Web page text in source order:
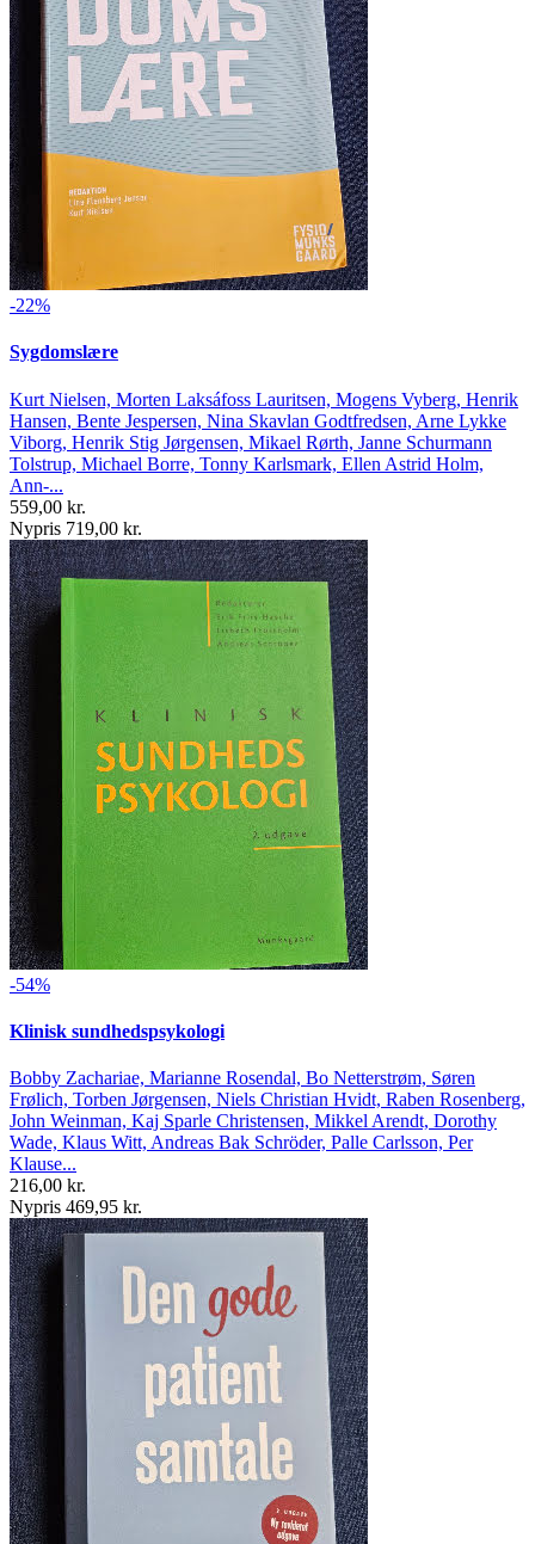
-22%
Sygdomslære
Kurt Nielsen, Morten Laksáfoss Lauritsen, Mogens Vyberg, Henrik
Hansen, Bente Jespersen, Nina Skavlan Godtfredsen, Arne Lykke
Viborg, Henrik Stig Jørgensen, Mikael Rørth, Janne Schurmann
Tolstrup, Michael Borre, Tonny Karlsmark, Ellen Astrid Holm,
Ann-...
559,00 kr.
Nypris 719,00 kr.
-54%
Klinisk sundhedspsykologi
Bobby Zachariae, Marianne Rosendal, Bo Netterstrøm, Søren
Frølich, Torben Jørgensen, Niels Christian Hvidt, Raben Rosenberg,
John Weinman, Kaj Sparle Christensen, Mikkel Arendt, Dorothy
Wade, Klaus Witt, Andreas Bak Schröder, Palle Carlsson, Per
Klause...
216,00 kr.
Nypris 469,95 kr.